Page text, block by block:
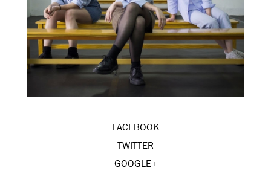
FACEBOOK
TWITTER
GOOGLE+